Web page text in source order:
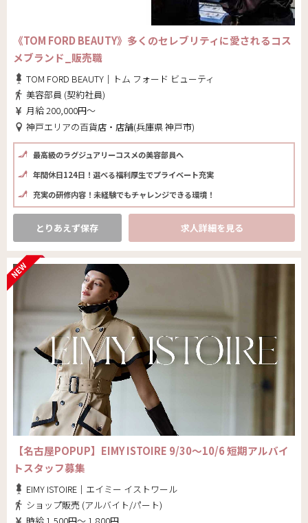
《TOM FORD BEAUTY》多くのセレブリティに愛されるコス
メブランド_販売職
TOM FORD BEAUTY｜トム フォード ビューティ
美容部員 (契約社員)
月給 200,000円～
神戸エリアの百貨店・店舗(兵庫県 神戸市)
最高級のラグジュアリーコスメの美容部員へ
年間休日124日！選べる福利厚生でプライベート充実
充実の研修内容！未経験でもチャレンジできる環境！
とりあえず保存 求人詳細を見る
【名古屋POPUP】EIMY ISTOIRE 9/30～10/6 短期アルバイ
トスタッフ募集
EIMY ISTOIRE｜エイミー イストワール
ショップ販売 (アルバイト/パート)